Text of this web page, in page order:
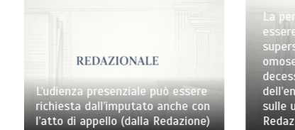
omosessuale anche nel caso di
decesso intervenuto prima
dell’entrata in vigore della legge
sulle unioni civili (dalla
Redazione)
a